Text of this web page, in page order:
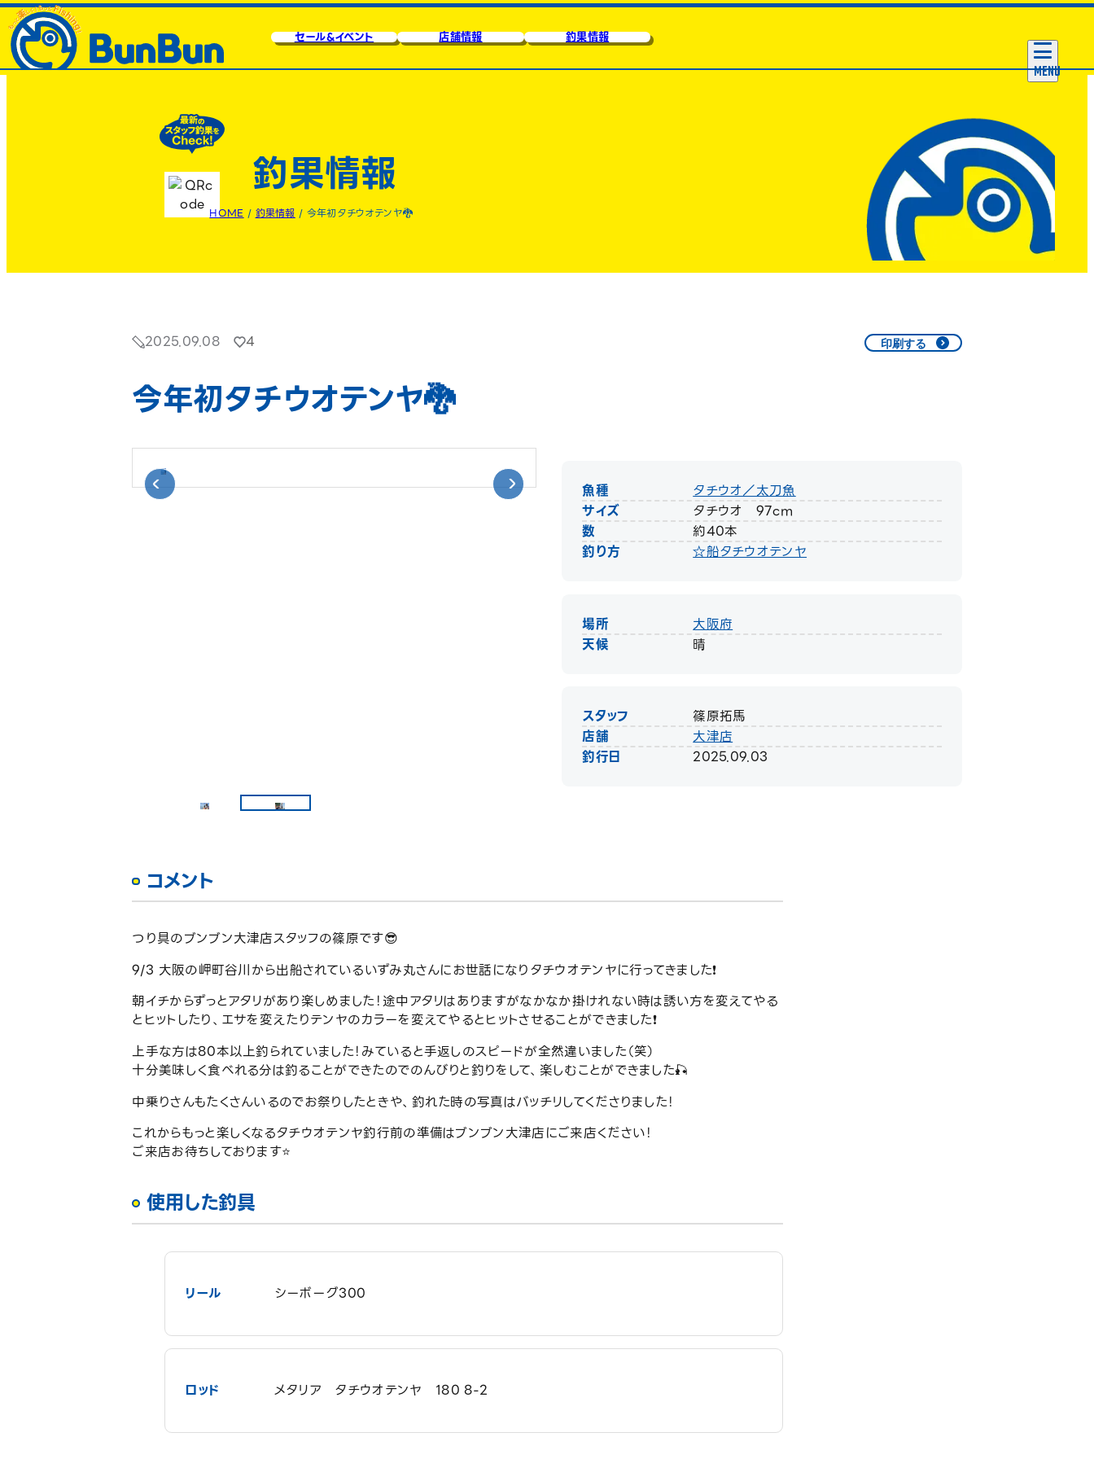
セール&イベント 店舗情報 釣果情報
MENU
釣果情報
HOME / 釣果情報 / 今年初タチウオテンヤ🐉
2025.09.08 4 印刷する
今年初タチウオテンヤ🐉
魚種
タチウオ／太刀魚
サイズ
タチウオ 97cm
数
約40本
釣り方
☆船タチウオテンヤ
場所
大阪府
天候
晴
スタッフ
篠原拓馬
店舗
大津店
釣行日
2025.09.03
コメント
つり具のブンブン大津店スタッフの篠原です😎
9/3 大阪の岬町谷川から出船されているいずみ丸さんにお世話になりタチウオテンヤに行ってきました❗️
朝イチからずっとアタリがあり楽しめました！途中アタリはありますがなかなか掛けれない時は誘い方を変えてやる
とヒットしたり、エサを変えたりテンヤのカラーを変えてやるとヒットさせることができました❗️
上手な方は80本以上釣られていました！みていると手返しのスピードが全然違いました（笑）
十分美味しく食べれる分は釣ることができたのでのんびりと釣りをして、楽しむことができました🎣
中乗りさんもたくさんいるのでお祭りしたときや、釣れた時の写真はバッチリしてくださりました！
これからもっと楽しくなるタチウオテンヤ釣行前の準備はブンブン大津店にご来店ください！
ご来店お待ちしております⭐️
使用した釣具
リール シーボーグ300
ロッド メタリア タチウオテンヤ 180 8-2